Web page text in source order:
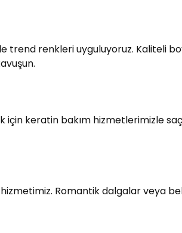
renkleri uyguluyoruz. Kaliteli
keratin bakım hizmetlerimizle
Romantik dalgalar veya